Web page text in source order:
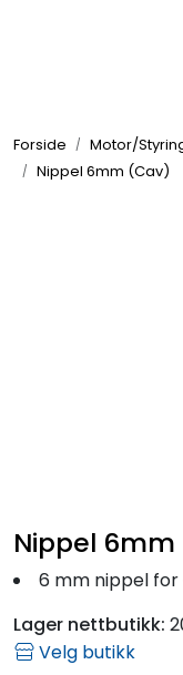
Forside Motor/
Nippel 6mm (Cav)
Nippel
6 mm nippel for
Lager nettbutikk:
Velg butikk
Elektrisk
Fritid/Sikkerhet
Båtpleie/